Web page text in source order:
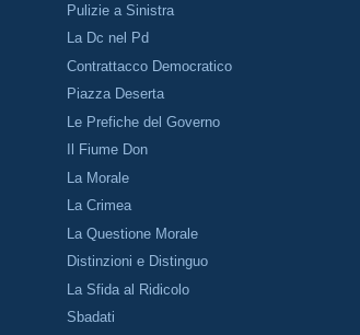
Pulizie a Sinistra
La Dc nel Pd
Contrattacco Democratico
Piazza Deserta
Le Prefiche del Governo
Il Fiume Don
La Morale
La Crimea
La Questione Morale
Distinzioni e Distinguo
La Sfida al Ridicolo
Sbadati